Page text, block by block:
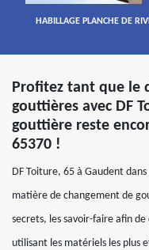
HABILLAGE PLANCHE DE
Profitez tant que le
gouttières avec DF
gouttière reste
65370 !
DF Toiture, 65 à Gaudent
matière de changement de
secrets, les savoir-faire afin
utilisant les matériels les plus